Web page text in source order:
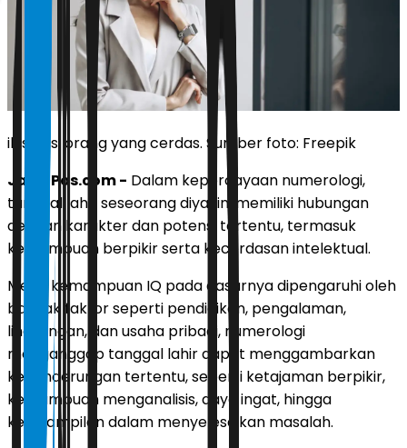
ilustrasi orang yang cerdas. Sumber foto: Freepik
JawaPos.com - Dalam kepercayaan numerologi,
tanggal lahir seseorang diyakini memiliki hubungan
dengan karakter dan potensi tertentu, termasuk
kemampuan berpikir serta kecerdasan intelektual.
Meski kemampuan IQ pada dasarnya dipengaruhi oleh
banyak faktor seperti pendidikan, pengalaman,
lingkungan, dan usaha pribadi, numerologi
menganggap tanggal lahir dapat menggambarkan
kecenderungan tertentu, seperti ketajaman berpikir,
kemampuan menganalisis, daya ingat, hingga
keterampilan dalam menyelesaikan masalah.